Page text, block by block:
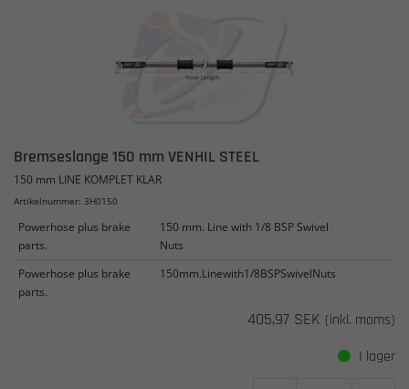
Bremseslange 150 mm VENHIL STEEL
150 mm LINE KOMPLET KLAR
Artikelnummer: 3H0150
Powerhose plus brake
parts.
150 mm. Line with 1/8 BSP Swivel
Nuts
Powerhose plus brake
parts.
150mm.Linewith1/8BSPSwivelNuts
405,97 SEK (inkl. moms)
I lager